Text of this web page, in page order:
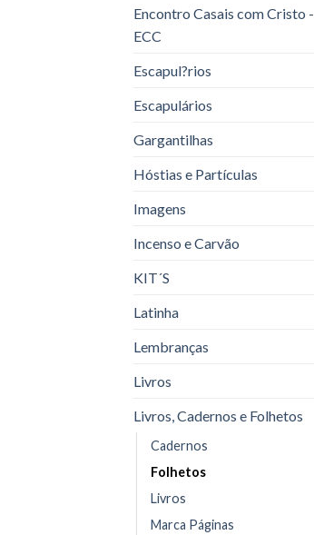
Encontro Casais com Cristo -
ECC
Escapul?rios
Escapulários
Gargantilhas
Hóstias e Partículas
Imagens
Incenso e Carvão
KIT´S
Latinha
Lembranças
Livros
Livros, Cadernos e Folhetos
Cadernos
Folhetos
Livros
Marca Páginas